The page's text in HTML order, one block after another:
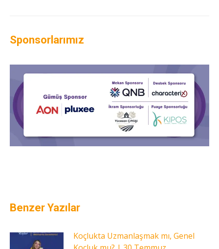
Sponsorlarımız
Benzer Yazılar
Koçlukta Uzmanlaşmak mı, Genel